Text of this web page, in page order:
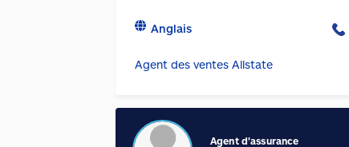
Anglais
Agent des ventes Allstate
Agent d'assurance